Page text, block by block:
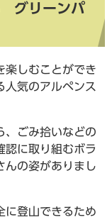
グリーンパ
楽しむことができ
人気のアルペンス
、ごみ拾いなどの
認に取り組むボラ
んの姿がありまし
に登山できるため